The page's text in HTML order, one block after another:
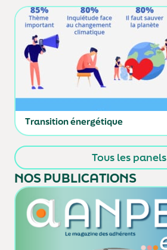
Transition énergétique
Tous les panels
NOS PUBLICATIONS